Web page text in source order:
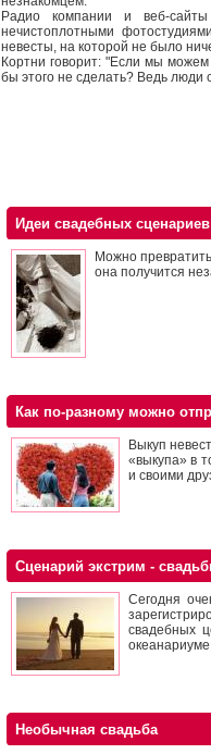
Радио компании и веб-сайты
нечистоплотными
невесты, на которой не было
Кортни говорит: "Если мы
бы этого не сделать? Ведь люди
Идеи свадебных сценариев
Можно
она получится
Как по-разному можно
Выкуп
«выкупа» в
и своими
Сценарий экстрим -
Сегодня
свадебных
Необычная свадьба